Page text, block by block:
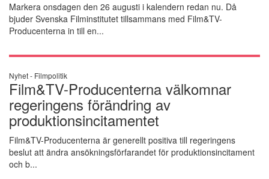
Markera onsdagen den 26 augusti i kalendern redan nu. Då
bjuder Svenska Filminstitutet tillsammans med Film&TV-
Producenterna in till en...
Nyhet - Filmpolitik
Film&TV-Producenterna välkomnar
regeringens förändring av
produktionsincitamentet
Film&TV-Producenterna är generellt positiva till regeringens
beslut att ändra ansökningsförfarandet för produktionsincitament
och b...